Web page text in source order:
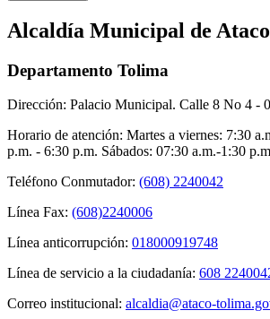
Alcaldía Municipal de Ataco
Departamento Tolima
Dirección: Palacio Municipal. Calle 8 No 4 -
Horario de atención: Martes a viernes: 7:30
p.m. - 6:30 p.m. Sábados: 07:30 a.m.-1:30
Teléfono Conmutador: (608) 2240042
Línea Fax: (608)2240006
Línea anticorrupción: 018000919748
Línea de servicio a la ciudadanía: 608
Correo institucional: alcaldia@ataco-